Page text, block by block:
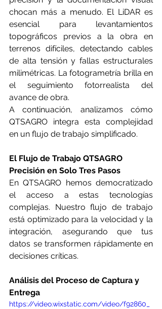
chocan más a menudo. El LiDAR es
esencial para levantamientos
topográficos previos a la obra en
terrenos difíciles, detectando cables
de alta tensión y fallas estructurales
milimétricas. La fotogrametría brilla en
el seguimiento fotorrealista del
avance de obra.
A continuación, analizamos cómo
QTSAGRO integra esta complejidad
en un flujo de trabajo simplificado.
El Flujo de Trabajo QTSAGRO
Precisión en Solo Tres Pasos
En QTSAGRO hemos democratizado
el acceso a estas tecnologías
complejas. Nuestro flujo de trabajo
está optimizado para la velocidad y la
integración, asegurando que tus
datos se transformen rápidamente en
decisiones críticas.
Análisis del Proceso de Captura y
Entrega
https://video.wixstatic.com/video/f92860_